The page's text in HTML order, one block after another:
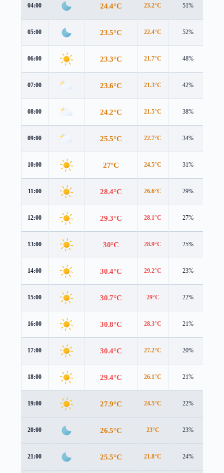
04:00 24.4°C 23.2°C 51%
05:00 23.5°C 22.4°C 52%
06:00 23.3°C 21.7°C 48%
07:00 23.6°C 21.3°C 42%
08:00 24.2°C 21.5°C 38%
09:00 25.5°C 22.7°C 34%
10:00 27°C 24.5°C 31%
11:00 28.4°C 26.6°C 29%
12:00 29.3°C 28.1°C 27%
13:00 30°C 28.9°C 25%
14:00 30.4°C 29.2°C 23%
15:00 30.7°C 29°C 22%
16:00 30.8°C 28.3°C 21%
17:00 30.4°C 27.2°C 20%
18:00 29.4°C 26.1°C 21%
19:00 27.9°C 24.5°C 22%
20:00 26.5°C 23°C 23%
21:00 25.5°C 21.8°C 24%